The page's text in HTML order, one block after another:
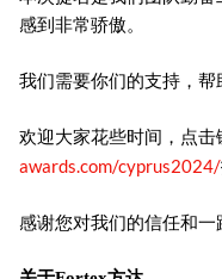
感到非常骄傲。
我们需要你们的支持，帮
欢迎大家花些时间，点击
awards.com/cyprus2024/
感谢您对我们的信任和一